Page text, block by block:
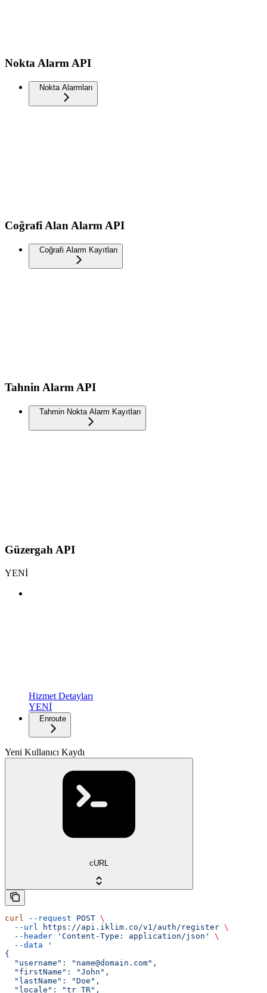
Nokta Alarm API
Nokta Alarmları
Coğrafi Alan Alarm API
Coğrafi Alarm Kayıtları
Tahnin Alarm API
Tahmin Nokta Alarm Kayıtları
Güzergah API
YENİ
Hizmet Detayları
YENİ
Enroute
Yeni Kullanıcı Kaydı
cURL
curl --request POST \
  --url
https://api.iklim.co/v1/auth/register \
  --header
'Content-Type: application/json'
\
  --data
'
{
  "username": "name@domain.com",
  "firstName": "John",
  "lastName": "Doe",
  "locale": "tr_TR",